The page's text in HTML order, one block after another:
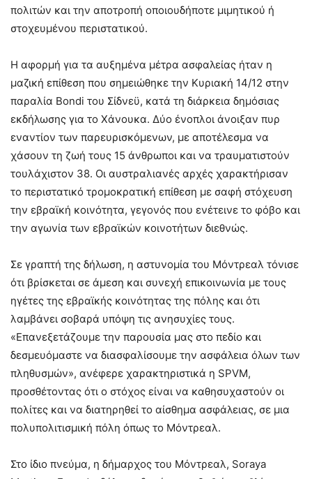
πολιτών και την αποτροπή οποιουδήποτε μιμητικού ή
στοχευμένου περιστατικού.
Η αφορμή για τα αυξημένα μέτρα ασφαλείας ήταν η
μαζική επίθεση που σημειώθηκε την Κυριακή 14/12 στην
παραλία Bondi του Σίδνεϋ, κατά τη διάρκεια δημόσιας
εκδήλωσης για το Χάνουκα. Δύο ένοπλοι άνοιξαν πυρ
εναντίον των παρευρισκόμενων, με αποτέλεσμα να
χάσουν τη ζωή τους 15 άνθρωποι και να τραυματιστούν
τουλάχιστον 38. Οι αυστραλιανές αρχές χαρακτήρισαν
το περιστατικό τρομοκρατική επίθεση με σαφή στόχευση
την εβραϊκή κοινότητα, γεγονός που ενέτεινε το φόβο και
την αγωνία των εβραϊκών κοινοτήτων διεθνώς.
Σε γραπτή της δήλωση, η αστυνομία του Μόντρεαλ τόνισε
ότι βρίσκεται σε άμεση και συνεχή επικοινωνία με τους
ηγέτες της εβραϊκής κοινότητας της πόλης και ότι
λαμβάνει σοβαρά υπόψη τις ανησυχίες τους.
«Επανεξετάζουμε την παρουσία μας στο πεδίο και
δεσμευόμαστε να διασφαλίσουμε την ασφάλεια όλων των
πληθυσμών», ανέφερε χαρακτηριστικά η SPVM,
προσθέτοντας ότι ο στόχος είναι να καθησυχαστούν οι
πολίτες και να διατηρηθεί το αίσθημα ασφάλειας, σε μια
πολυπολιτισμική πόλη όπως το Μόντρεαλ.
Στο ίδιο πνεύμα, η δήμαρχος του Μόντρεαλ, Soraya